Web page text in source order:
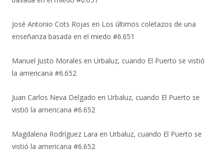
José Antonio Cots Rojas en Los últimos coletazos de una
enseñanza basada en el miedo #6.651
Manuel Justo Morales en Urbaluz, cuando El Puerto se vistió
la americana #6.652
Juan Carlos Neva Delgado en Urbaluz, cuando El Puerto se
vistió la americana #6.652
Magdalena Rodríguez Lara en Urbaluz, cuando El Puerto se
vistió la americana #6.652